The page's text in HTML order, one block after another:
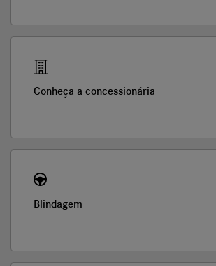
Conheça a concessionária
Blindagem